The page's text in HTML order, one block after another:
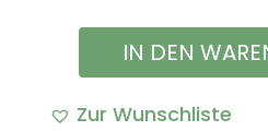
Temperaturfühler
VW
IN DEN
Zur Wunschliste